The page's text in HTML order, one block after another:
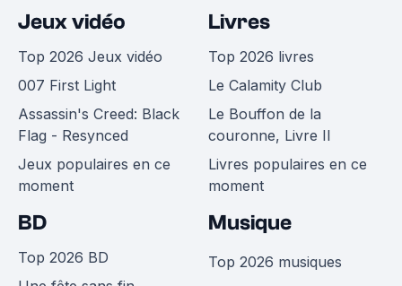
Jeux vidéo
Top 2026 Jeux vidéo
007 First Light
Assassin's Creed: Black
Flag - Resynced
Jeux populaires en ce
moment
Livres
Top 2026 livres
Le Calamity Club
Le Bouffon de la
couronne, Livre II
Livres populaires en ce
moment
BD
Top 2026 BD
Musique
Top 2026 musiques